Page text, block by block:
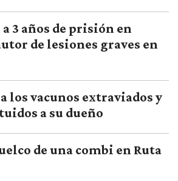
3 años de prisión en
de lesiones graves en
los vacunos extraviados y
a su dueño
de una combi en Ruta